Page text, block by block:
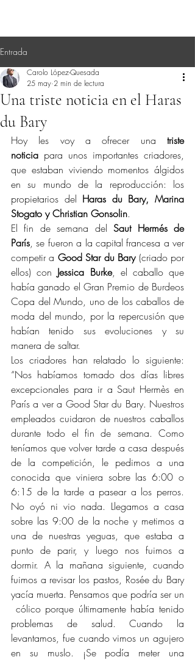
Entrada
Una triste noticia en el Haras
du Bary
Carolo López-Quesada
25 may 2 min de lectura
Hoy les voy a ofrecer una triste
noticia para unos importantes criadores,
que estaban viviendo momentos álgidos
en su mundo de la reproducción: los
propietarios del Haras du Bary, Marina
Stogato y Christian Gonsolin.
El fin de semana del Saut Hermés de
París, se fueron a la capital francesa a ver
competir a Good Star du Bary (criado por
ellos) con Jessica Burke, el caballo que
había ganado el Gran Premio de Burdeos
Copa del Mundo, uno de los caballos de
moda del mundo, por la repercusión que
habían tenido sus evoluciones y su
manera de saltar.
Los criadores han relatado lo siguiente:
“Nos habíamos tomado dos días libres
excepcionales para ir a Saut Hermès en
París a ver a Good Star du Bary. Nuestros
empleados cuidaron de nuestros caballos
durante todo el fin de semana. Como
teníamos que volver tarde a casa después
de la competición, le pedimos a una
conocida que viniera sobre las 6:00 o
6:15 de la tarde a pasear a los perros.
No oyó ni vio nada. Llegamos a casa
sobre las 9:00 de la noche y metimos a
una de nuestras yeguas, que estaba a
punto de parir, y luego nos fuimos a
dormir. A la mañana siguiente, cuando
fuimos a revisar los pastos, Rosée du Bary
yacía muerta. Pensamos que podría ser un
cólico porque últimamente había tenido
problemas de salud. Cuando la
levantamos, fue cuando vimos un agujero
en su muslo. ¡Se podía meter una